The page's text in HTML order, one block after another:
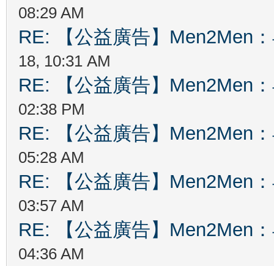
08:29 AM
RE: 【公益廣告】Men2Men
18, 10:31 AM
RE: 【公益廣告】Men2Men
02:38 PM
RE: 【公益廣告】Men2Men
05:28 AM
RE: 【公益廣告】Men2Men
03:57 AM
RE: 【公益廣告】Men2Men
04:36 AM